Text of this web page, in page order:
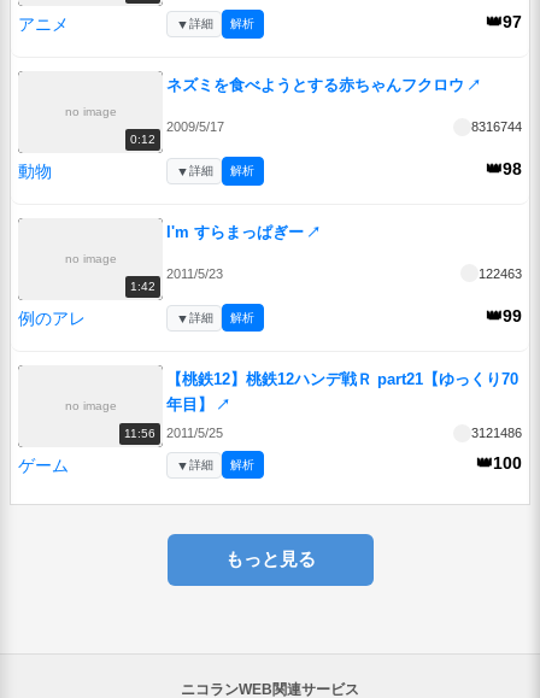
アニメ 👑97
▼詳細 解析
no image
0:12
ネズミを食べようとする赤ちゃんフクロウ ↗
2009/5/17 8316744
動物 👑98
▼詳細 解析
no image
1:42
I'm すらまっぱぎー ↗
2011/5/23 122463
例のアレ 👑99
▼詳細 解析
no image
11:56
【桃鉄12】桃鉄12ハンデ戦Ｒ part21【ゆっくり70
年目】
↗
2011/5/25 3121486
ゲーム 👑100
▼詳細 解析
もっと見る
ニコランWEB関連サービス